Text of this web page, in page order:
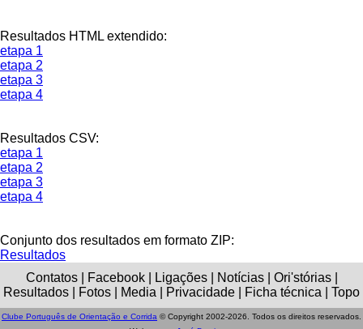
Resultados HTML extendido:
etapa 1
etapa 2
etapa 3
etapa 4
Resultados CSV:
etapa 1
etapa 2
etapa 3
etapa 4
Conjunto dos resultados em formato ZIP:
Resultados
Contatos | Facebook | Ligações | Notícias | Ori'stórias |
Resultados | Fotos | Media | Privacidade | Ficha técnica | Topo
Clube Português de Orientação e Corrida © Copyright 2002-2026. Todos os direitos reservados.